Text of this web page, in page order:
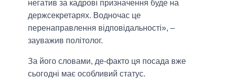
негатив за кадрові призначення буде на
держсекретарях. Водночас це
перенаправлення відповідальності», –
зауважив політолог.
За його словами, де-факто ця посада вже
сьогодні має особливий статус.